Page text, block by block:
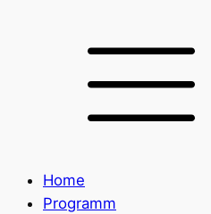
Home
Programm